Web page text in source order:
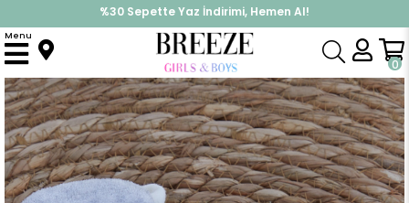
%30 Sepette Yaz İndirimi, Hemen Al!
İndirimlere ek %10 İndirimi Kap, Hemen Üye Ol!
0
Menu
Anasayfa Patik & Panduf